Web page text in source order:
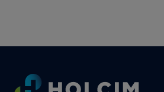
Footer